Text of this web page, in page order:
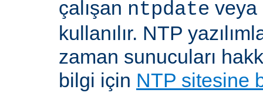
çalışan ntpdate veya
kullanılır. NTP
zaman sunucuları
bilgi için NTP sitesine